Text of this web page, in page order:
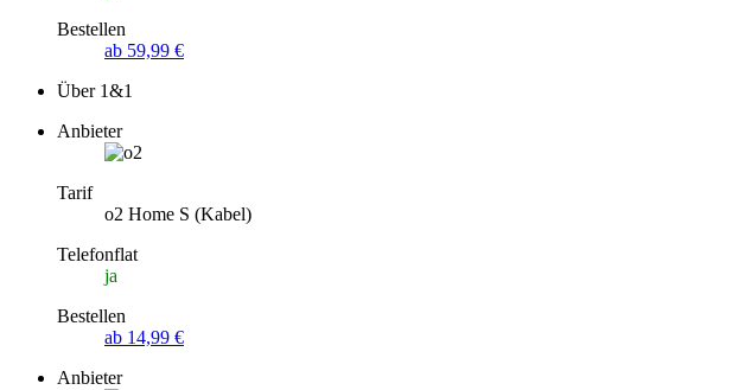
Bestellen
ab 59,99 €
Über 1&1
Anbieter
Tarif
o2 Home S (Kabel)
Telefonflat
ja
Bestellen
ab 14,99 €
Anbieter